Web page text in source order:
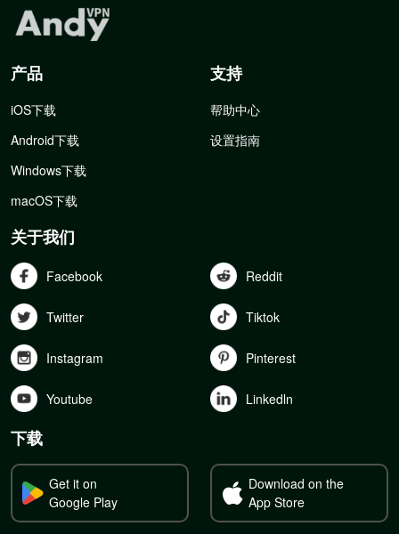
产品
iOS下载
Android下载
Windows下载
macOS下载
支持
帮助中心
设置指南
关于我们
Facebook Reddit
Twitter Tiktok
Instagram Pinterest
Youtube Linkedln
下载
Get it on
Google Play
Download on the
App Store